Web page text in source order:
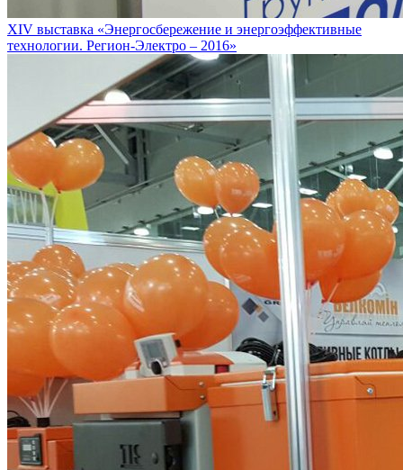
XIV выставка «Энергосбережение и энергоэффективные
технологии. Регион-Электро – 2016»